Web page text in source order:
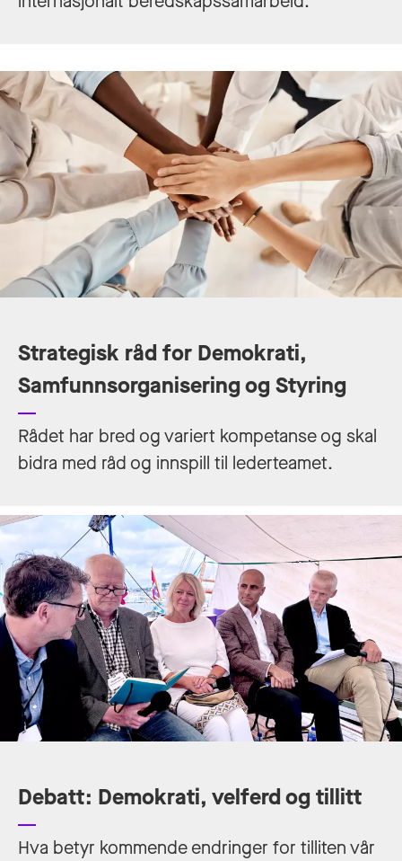
Strategisk råd for Demokrati,
Samfunnsorganisering og Styring
Rådet har bred og variert kompetanse og skal
bidra med råd og innspill til lederteamet.
Debatt: Demokrati, velferd og tillitt
Hva betyr kommende endringer for tilliten vår